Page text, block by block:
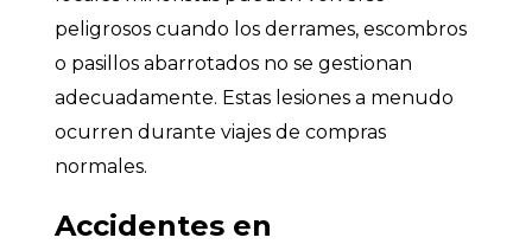
peligrosos cuando los derrames, escombros
o pasillos abarrotados no se gestionan
adecuadamente. Estas lesiones a menudo
ocurren durante viajes de compras
normales.
Accidentes en